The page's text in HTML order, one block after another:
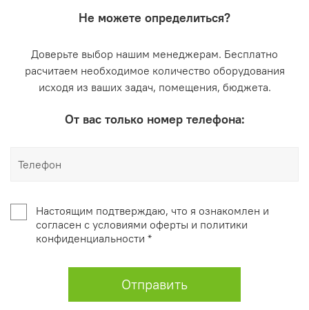
Не можете определиться?
Доверьте выбор нашим менеджерам. Бесплатно
расчитаем необходимое количество оборудования
исходя из ваших задач, помещения, бюджета.
От вас только номер телефона:
Настоящим подтверждаю, что я ознакомлен и
согласен с условиями оферты и политики
конфиденциальности *
Отправить